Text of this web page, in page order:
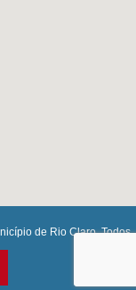
de Rio Claro. Todos